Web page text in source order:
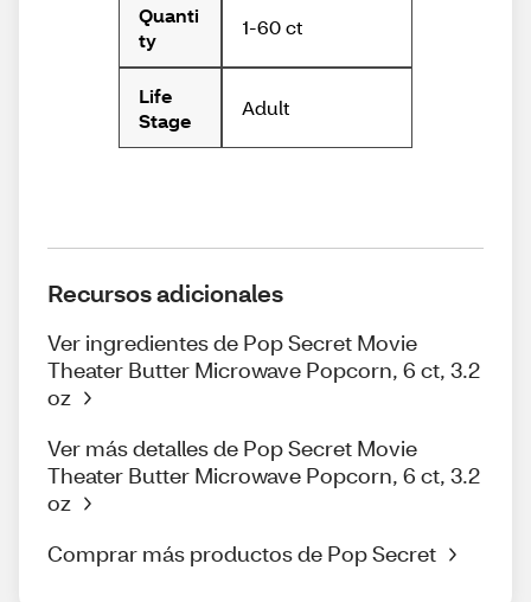
Quanti
ty
1-60 ct
Life
Stage
Adult
Recursos adicionales
Ver ingredientes de Pop Secret Movie
Theater Butter Microwave Popcorn, 6 ct, 3.2
oz
Ver más detalles de Pop Secret Movie
Theater Butter Microwave Popcorn, 6 ct, 3.2
oz
Comprar más productos de Pop Secret